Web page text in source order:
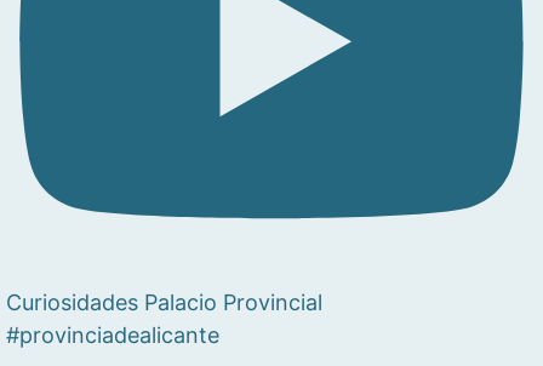
Curiosidades Palacio Provincial
#provinciadealicante